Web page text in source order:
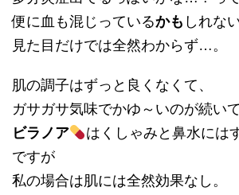
便に血も混じっているかも しれな
見た目だけでは全然わからず…。
肌の調子はずっと良くなくて、
ガサガサ気味でかゆ～いのが続い
ビラノア
はくしゃみと鼻水には
ですが
私の場合は肌には全然効果なし。